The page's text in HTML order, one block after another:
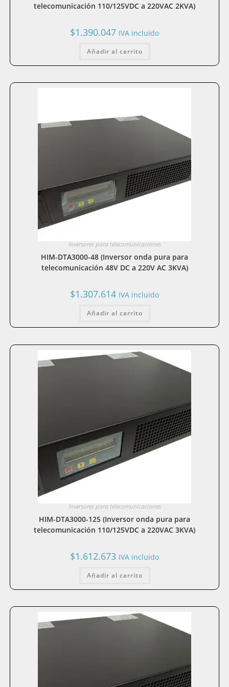
telecomunicación 110/125VDC a 220VAC 2KVA)
$1.390.047 IVA incluido
Añadir al carrito
Inversores para telecomunicaciones
HIM-DTA3000-48 (Inversor onda pura para
telecomunicación 48V DC a 220V AC 3KVA)
$1.307.614 IVA incluido
Añadir al carrito
Inversores para telecomunicaciones
HIM-DTA3000-125 (Inversor onda pura para
telecomunicación 110/125VDC a 220VAC 3KVA)
$1.612.673 IVA incluido
Añadir al carrito